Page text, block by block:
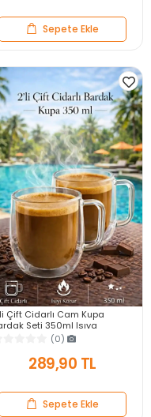
Sepete Ekle
Çift Cidarlı Cam Kupa
Seti 350ml Isıya
Espresso Sunum
Kahve Bardağı
(0)
289,90 TL
Sepete Ekle